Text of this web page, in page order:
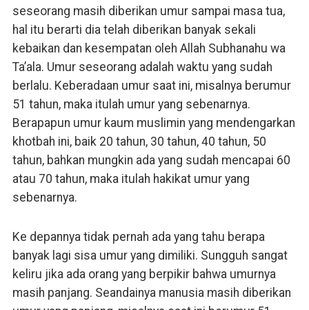
seseorang masih diberikan umur sampai masa tua,
hal itu berarti dia telah diberikan banyak sekali
kebaikan dan kesempatan oleh Allah Subhanahu wa
Ta’ala. Umur seseorang adalah waktu yang sudah
berlalu. Keberadaan umur saat ini, misalnya berumur
51 tahun, maka itulah umur yang sebenarnya.
Berapapun umur kaum muslimin yang mendengarkan
khotbah ini, baik 20 tahun, 30 tahun, 40 tahun, 50
tahun, bahkan mungkin ada yang sudah mencapai 60
atau 70 tahun, maka itulah hakikat umur yang
sebenarnya.
Ke depannya tidak pernah ada yang tahu berapa
banyak lagi sisa umur yang dimiliki. Sungguh sangat
keliru jika ada orang yang berpikir bahwa umurnya
masih panjang. Seandainya manusia masih diberikan